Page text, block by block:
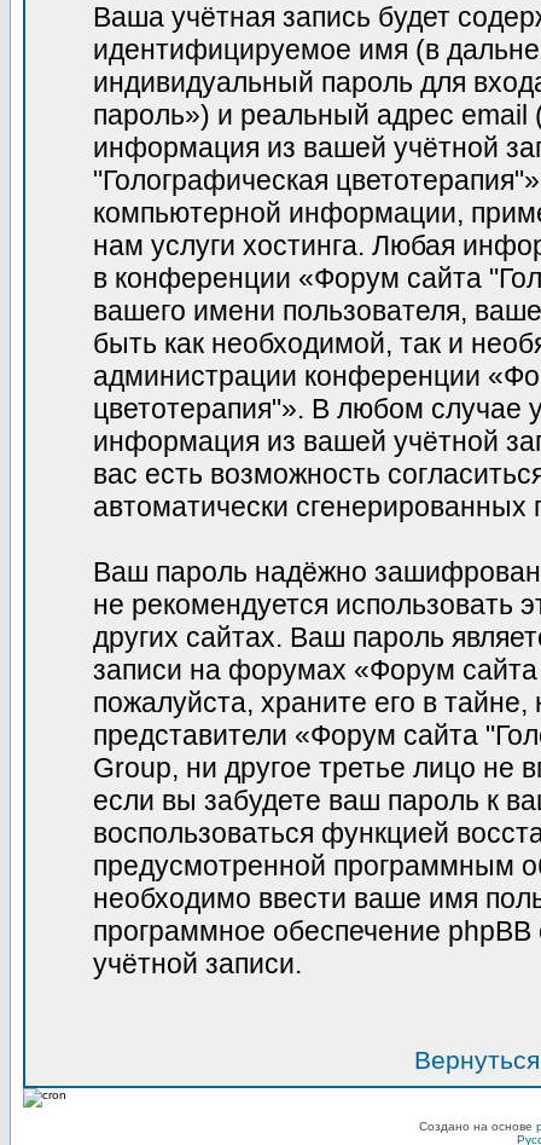
Ваша учётная запись будет
идентифицируемое имя (в
индивидуальный пароль для
пароль») и реальный адрес
информация из вашей учётной
"Голографическая
компьютерной информации,
нам услуги хостинга. Любая
в конференции «Форум сайта
вашего имени пользователя,
быть как необходимой, так и
администрации конференции
цветотерапия"». В любом случае
информация из вашей учётной
вас есть возможность
автоматически
Ваш пароль надёжно
не рекомендуется использовать
других сайтах. Ваш пароль
записи на форумах «Форум сайта
пожалуйста, храните его в тайне,
представители «Форум сайта
Group, ни другое третье лицо не
если вы забудете ваш пароль к
воспользоваться функцией
предусмотренной программным
необходимо ввести ваше имя
программное обеспечение
учётной записи.
Создано на основе